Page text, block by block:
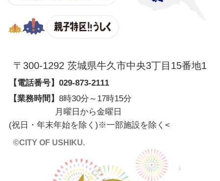
〒300-1292 茨城県牛久市中央3丁目15番地1
【電話番号】 029-873-2111
【業務時間】 8時30分～17時15分
月曜日から金曜日
(祝日・年末年始を除く)※一部施設を除く <
©CITY OF USHIKU.